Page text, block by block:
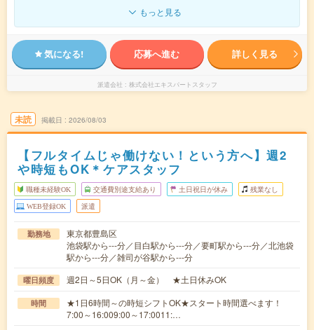
もっと見る
気になる! 応募へ進む 詳しく見る
派遣会社 株式会社エキスパートスタッフ
未読 掲載日 2026/08/03
【フルタイムじゃ働けない！という方へ】週2
や時短もOK＊ケアスタッフ
職種未経験OK 交通費別途支給あり 土日祝日が休み 残業なし
WEB登録OK 派遣
勤務地
東京都豊島区
池袋駅から---分／目白駅から---分／要町駅から---分／北池袋
駅から---分／雑司が谷駅から---分
曜日頻度 週2日～5日OK（月～金） ★土日休みOK
時間
★1日6時間～の時短シフトOK★スタート時間選べます！
7:00～16:009:00～17:0011:…